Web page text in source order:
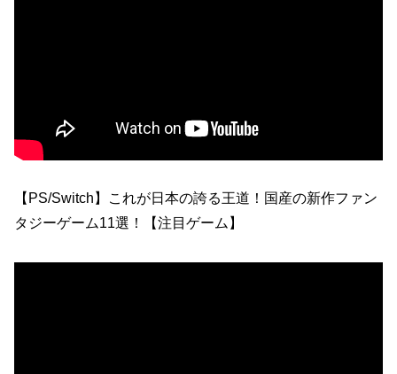
【PS/Switch】これが日本の誇る王道！国産の新作ファン
タジーゲーム11選！【注目ゲーム】